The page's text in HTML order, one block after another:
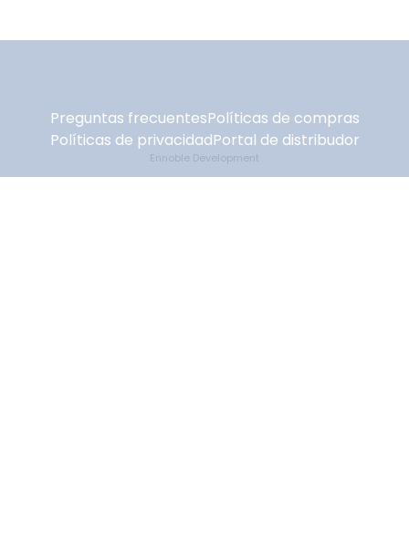
Preguntas frecuentesPolíticas de compras
Políticas de privacidadPortal de distribudor
Ennoble Development